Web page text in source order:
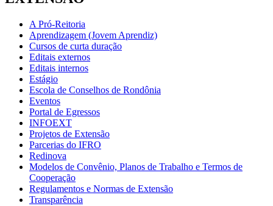
A Pró-Reitoria
Aprendizagem (Jovem Aprendiz)
Cursos de curta duração
Editais externos
Editais internos
Estágio
Escola de Conselhos de Rondônia
Eventos
Portal de Egressos
INFOEXT
Projetos de Extensão
Parcerias do IFRO
Redinova
Modelos de Convênio, Planos de Trabalho e Termos de
Cooperação
Regulamentos e Normas de Extensão
Transparência